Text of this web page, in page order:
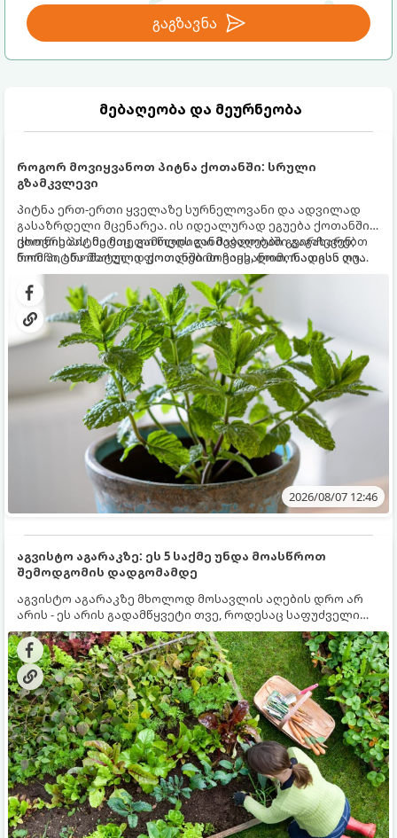
გაგზავნა
მებაღეობა და მეურნეობა
როგორ მოვიყვანოთ პიტნა ქოთანში: სრული
გზამკვლევი
პიტნა ერთ-ერთი ყველაზე სურნელოვანი და ადვილად
გასაზრდელი მცენარეა. ის იდეალურად ეგუება ქოთანში
ცხოვრებას, მეტიც, გამოცდილი მებაღეები გვირჩევენ,
რომ პიტნა მხოლოდ ქოთანში მოვიყვანოთ, რადგან ღია
გრუნტში (ბაღში) დარგვისას ის ფესვებით ძალიან
სწრაფად ვრცელდება და სხვა მცენარეებს ავიწროებს.
ქოთნის პიტნა მთელი წლის განმავლობაში გაგახარებთ
ნორჩი, არომატული ფოთლებით ჩაის, ლიმონათისა თუ
კერძებისთვის.
2026/08/07 12:46
აგვისტო აგარაკზე: ეს 5 საქმე უნდა მოასწროთ
შემოდგომის დადგომამდე
აგვისტო აგარაკზე მხოლოდ მოსავლის აღების დრო არ
არის - ეს არის გადამწყვეტი თვე, როდესაც საფუძველი
ეყრება მომავალი წლის მოსავალს და ბაღი მზადდება
შემოდგომა-ზამთრის სეზონისთვის. იმისათვის, რომ
ნიადაგმა ენერგია აღიდგინოს, ხოლო მცენარეებმა
ზამთარს გაუძლონ, აგვისტოს ბოლომდე 5
მნიშვნელოვანი საქმის გაკეთება უნდა მოასწროთ: